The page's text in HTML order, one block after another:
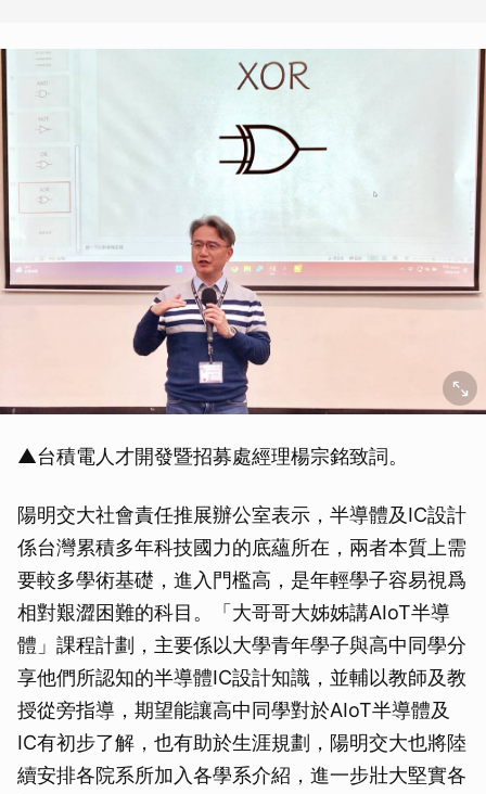
▲台積電人才開發暨招募處經理楊宗銘致詞。
陽明交大社會責任推展辦公室表示，半導體及IC設計
係台灣累積多年科技國力的底蘊所在，兩者本質上需
要較多學術基礎，進入門檻高，是年輕學子容易視爲
相對艱澀困難的科目。「大哥哥大姊姊講AIoT半導
體」課程計劃，主要係以大學青年學子與高中同學分
享他們所認知的半導體IC設計知識，並輔以教師及教
授從旁指導，期望能讓高中同學對於AIoT半導體及
IC有初步了解，也有助於生涯規劃，陽明交大也將陸
續安排各院系所加入各學系介紹，進一步壯大堅實各